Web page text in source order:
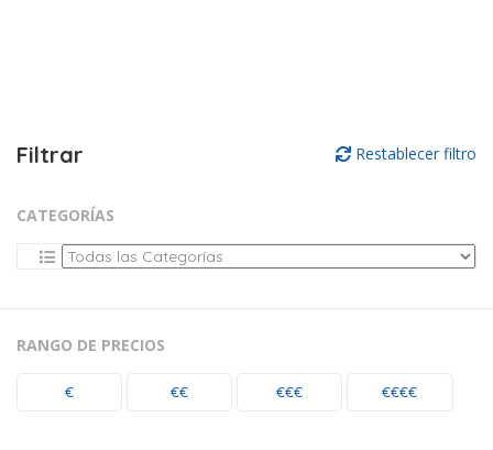
Filtrar Restablecer filtro
CATEGORÍAS
RANGO DE PRECIOS
€ €€ €€€ €€€€